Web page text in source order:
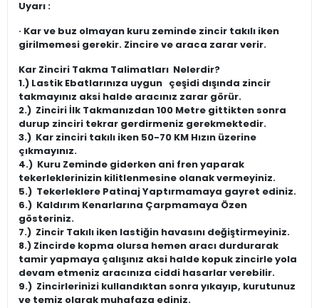
Uyarı :
· Kar ve buz olmayan kuru zeminde zincir takılı iken
girilmemesi gerekir. Zincire ve araca zarar verir.
Kar Zinciri Takma Talimatları Nelerdir?
1.) Lastik Ebatlarınıza uygun çeşidi dışında zincir
takmayınız aksi halde aracınız zarar görür.
2.) Zinciri İlk Takmanızdan 100 Metre gittikten sonra
durup zinciri tekrar gerdirmeniz gerekmektedir.
3.) Kar zinciri takılı iken 50-70 KM Hızın üzerine
çıkmayınız.
4.) Kuru Zeminde giderken ani fren yaparak
tekerleklerinizin kilitlenmesine olanak vermeyiniz.
5.) Tekerleklere Patinaj Yaptırmamaya gayret ediniz.
6.) Kaldırım Kenarlarına Çarpmamaya Özen
gösteriniz.
7.) Zincir Takılı iken lastiğin havasını değiştirmeyiniz.
8.) Zincirde kopma olursa hemen aracı durdurarak
tamir yapmaya çalışınız aksi halde kopuk zincirle yola
devam etmeniz aracınıza ciddi hasarlar verebilir.
9.) Zincirlerinizi kullandıktan sonra yıkayıp, kurutunuz
ve temiz olarak muhafaza ediniz.